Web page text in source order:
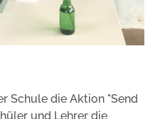
Schule die Aktion "Send
und Lehrer die